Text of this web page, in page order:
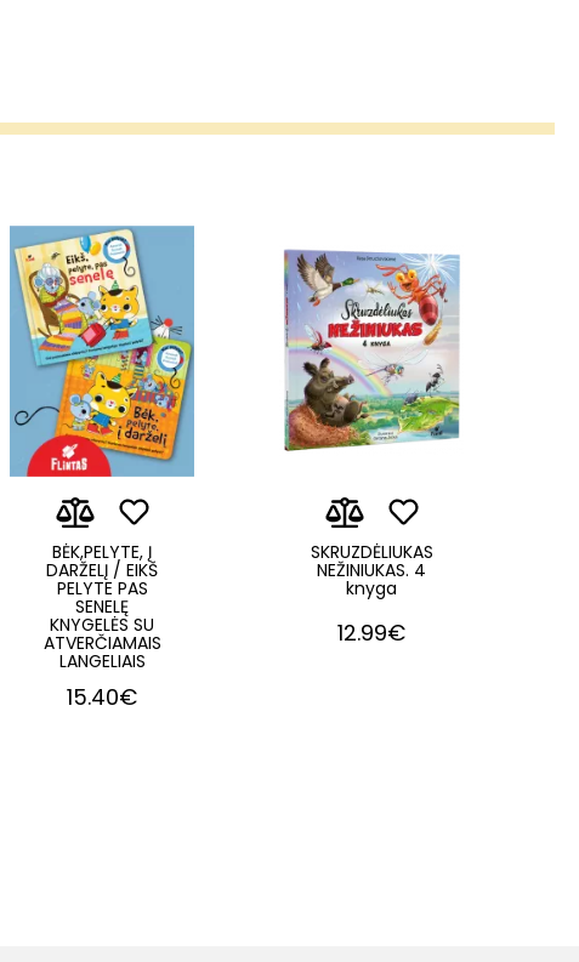
BĖK,PELYTE, Į
DARŽELĮ / EIKŠ
PELYTE PAS
SENELĘ
KNYGELĖS SU
ATVERČIAMAIS
LANGELIAIS
15.40€
SKRUZDĖLIUKAS
NEŽINIUKAS. 4
knyga
12.99€